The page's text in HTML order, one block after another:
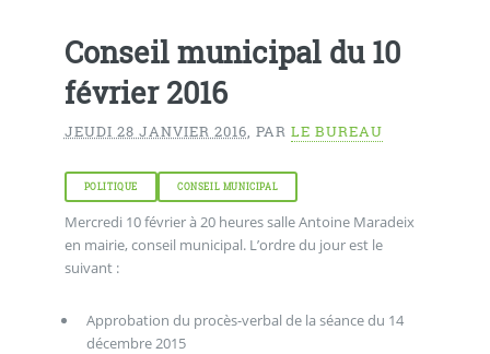
Conseil municipal du 10
février 2016
JEUDI 28 JANVIER 2016, PAR LE BUREAU
POLITIQUE CONSEIL MUNICIPAL
Mercredi 10 février à 20 heures salle Antoine Maradeix
en mairie, conseil municipal. L’ordre du jour est le
suivant :
Approbation du procès-verbal de la séance du 14
décembre 2015